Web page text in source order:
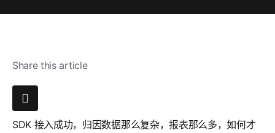
Share this article
SDK 接入成功，归因数据那么复杂，报表那么多，如何才